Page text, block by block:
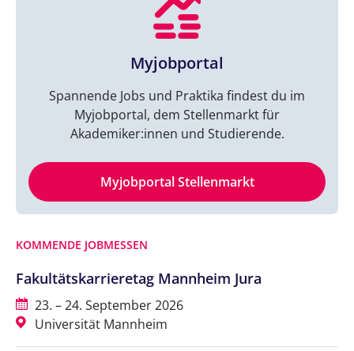
Myjobportal
Spannende Jobs und Praktika findest du im
Myjobportal, dem Stellenmarkt für
Akademiker:innen und Studierende.
Myjobportal Stellenmarkt
KOMMENDE JOBMESSEN
Fakultätskarrieretag Mannheim Jura
23. – 24. September 2026
Universität Mannheim